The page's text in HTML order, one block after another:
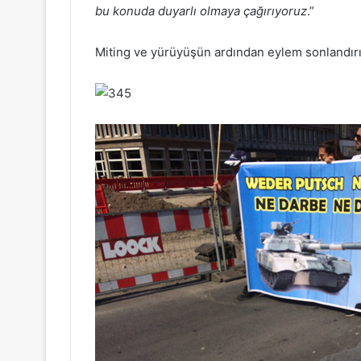
bu konuda duyarlı olmaya çağırıyoruz.”
Miting ve yürüyüşün ardından eylem